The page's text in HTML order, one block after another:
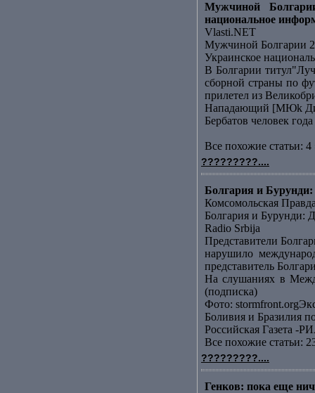
Мужчиной
национальное
Vlasti.NET
Мужчиной Болгарии
Украинское
В Болгарии
сборной страны по
прилетел из
Нападающий [МЮk
Бербатов человек
Все похожие статьи: 4
?????????....
Болгария и Бурунди:
Комсомольская
Болгария и Бурунди:
Radio Srbija
Представители
нарушило
представитель
На слушаниях в
(подписка)
Фото:
Боливия и Бразилия
Российская Газета -
Все похожие статьи:
?????????....
Генков: пока еще